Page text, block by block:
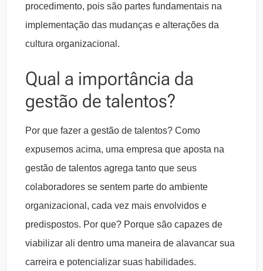
procedimento, pois são partes fundamentais na
implementação das mudanças e alterações da
cultura organizacional.
Qual a importância da
gestão de talentos?
Por que fazer a gestão de talentos? Como
expusemos acima, uma empresa que aposta na
gestão de talentos agrega tanto que seus
colaboradores se sentem parte do ambiente
organizacional, cada vez mais envolvidos e
predispostos. Por que? Porque são capazes de
viabilizar ali dentro uma maneira de alavancar sua
carreira e potencializar suas habilidades.